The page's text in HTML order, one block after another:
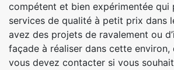
compétent et bien expérimentée qui
services de qualité à petit prix dans
avez des projets de ravalement ou
façade à réaliser dans cette environ,
vous devez contacter si vous